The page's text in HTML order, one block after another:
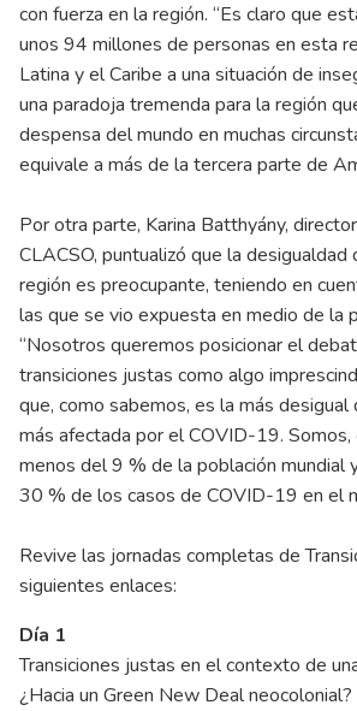
con fuerza en la región. “Es claro que
unos 94 millones de personas en esta
Latina y el Caribe a una situación de
una paradoja tremenda para la región
despensa del mundo en muchas
equivale a más de la tercera parte de
Por otra parte, Karina Batthyány,
CLACSO, puntualizó que la desigualdad
región es preocupante, teniendo en
las que se vio expuesta en medio de la
“Nosotros queremos posicionar el
transiciones justas como algo
que, como sabemos, es la más
más afectada por el COVID-19. Somos,
menos del 9 % de la población mundial
30 % de los casos de COVID-19 en el
Revive las jornadas completas de
siguientes enlaces:
Día 1
Transiciones justas en el contexto de
¿Hacia un Green New Deal neocolonial?